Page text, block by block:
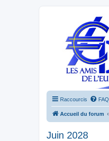
Raccourcis FAQ
Accueil du forum
Juin 2028